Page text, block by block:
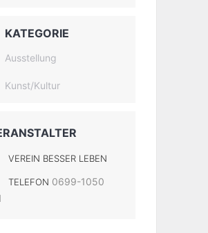
KATEGORIE
Ausstellung
Kunst/Kultur
VEREIN BESSER LEBEN
TELEFON 0699-1050